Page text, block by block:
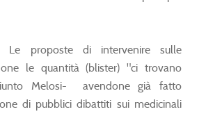
Le proposte di intervenire sulle
le quantità (blister) "ci trovano
Melosi- avendone già fatto
di pubblici dibattiti sui medicinali